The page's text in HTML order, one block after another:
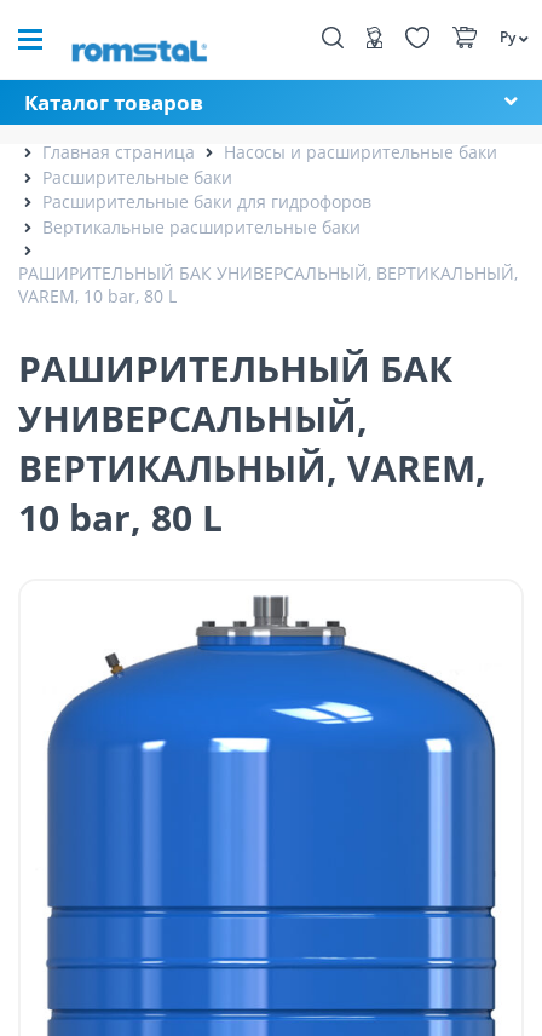
Ру
Каталог товаров
Главная страница
Насосы и расширительные баки
Расширительные баки
Расширительные баки для гидрофоров
Вертикальные расширительные баки
РАШИРИТЕЛЬНЫЙ БАК УНИВЕРСАЛЬНЫЙ, ВЕРТИКАЛЬНЫЙ,
VAREM, 10 bar, 80 L
РАШИРИТЕЛЬНЫЙ БАК
УНИВЕРСАЛЬНЫЙ,
ВЕРТИКАЛЬНЫЙ, VAREM,
10 bar, 80 L